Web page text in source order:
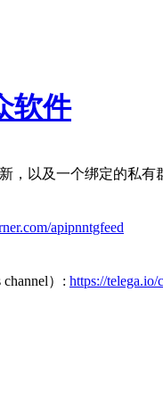
软件
，以及一个绑定的私有
apipnntgfeed
）: https://telega.io/